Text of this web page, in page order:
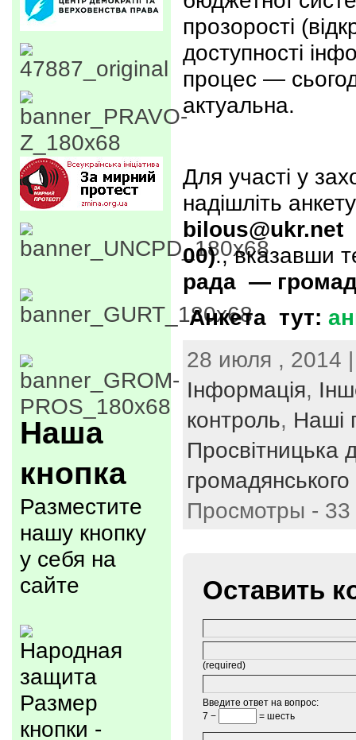
Наша
кнопка
Разместите
нашу кнопку
у себя на
сайте
Размер
кнопки -
прозорості
доступності
процес —
актуальна.
Для участі у
надішліть
bilous@ukr.net
00)., вказавши
рада —
Анкета тут:
28 июля , 2014 |
Інформація,
контроль, Наші
Просвітницька
громадянського
Просмотры - 33
Оставить
(required)
Введите ответ на вопрос:
7 −
= шесть